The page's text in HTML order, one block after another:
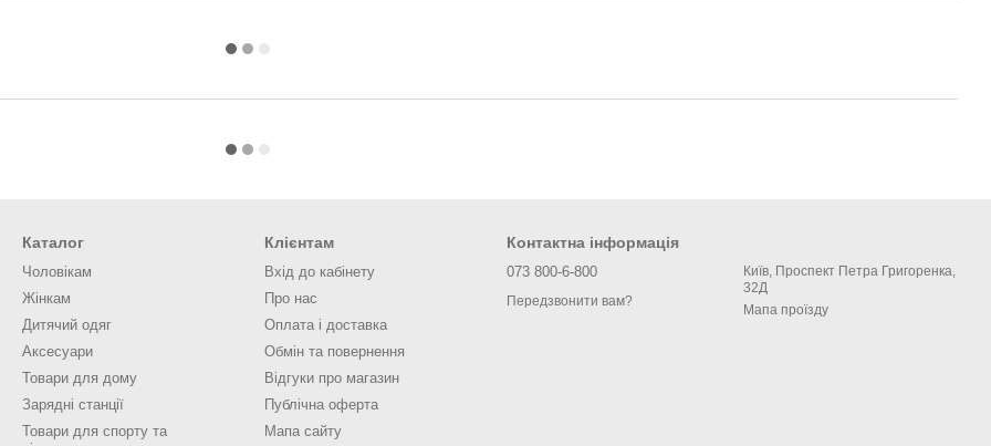
Каталог
Чоловікам
Жінкам
Дитячий одяг
Аксесуари
Товари для дому
Зарядні станції
Товари для спорту та
Клієнтам
Вхід до кабінету
Про нас
Оплата і доставка
Обмін та повернення
Відгуки про магазин
Публічна оферта
Мапа сайту
Контактна інформація
073 800-6-800
Передзвонити вам?
Київ, Проспект Петра Григоренка,
32Д
Мапа проїзду